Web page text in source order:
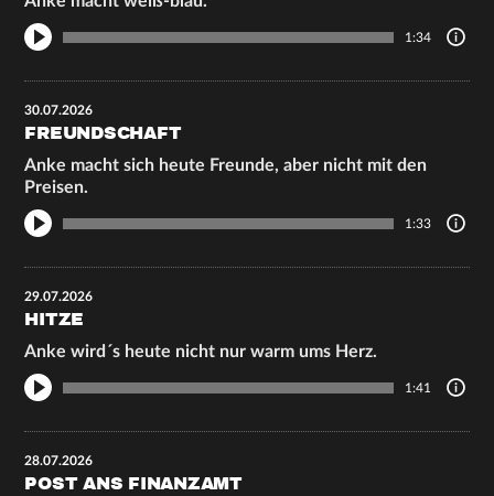
1:34
30.07.2026
FREUNDSCHAFT
Anke macht sich heute Freunde, aber nicht mit den
Preisen.
1:33
29.07.2026
HITZE
Anke wird´s heute nicht nur warm ums Herz.
1:41
28.07.2026
POST ANS FINANZAMT